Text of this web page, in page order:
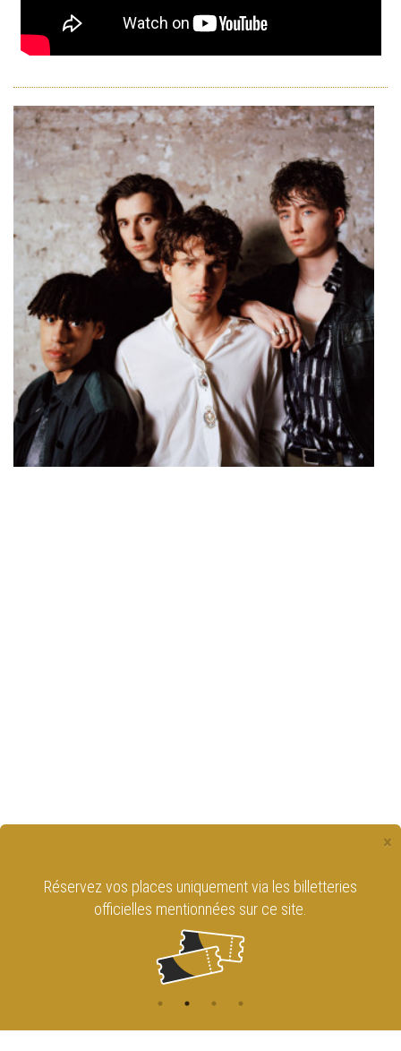
×
Retrouvez le Cirque Royal de Bruxelles
sur les réseaux sociaux !